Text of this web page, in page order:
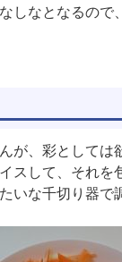
しなとなるので
が、彩としては
スして、それを
いな千切り器で